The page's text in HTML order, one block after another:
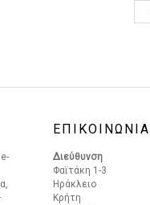
ΕΠΙΚΟΙΝΩΝΙΑ
Διεύθυνση
Φαϊτάκη 1-3
Ηράκλειο
Κρήτη